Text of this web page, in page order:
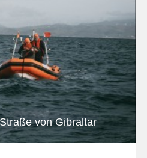
von Gibraltar